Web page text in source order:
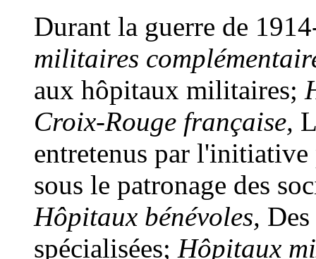
Durant la guerre de
militaires
aux hôpitaux militaires;
Croix-Rouge française,
entretenus par l'initiative
sous le patronage des
Hôpitaux bénévoles,
spécialisées; Hôpitaux